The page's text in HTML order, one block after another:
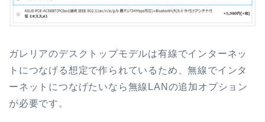
ガレリアのデスクトップモデルは有線でインターネッ
トにつなげる想定で作られているため、無線でインタ
ーネットにつなげたいなら無線LANの追加オプション
が必要です。